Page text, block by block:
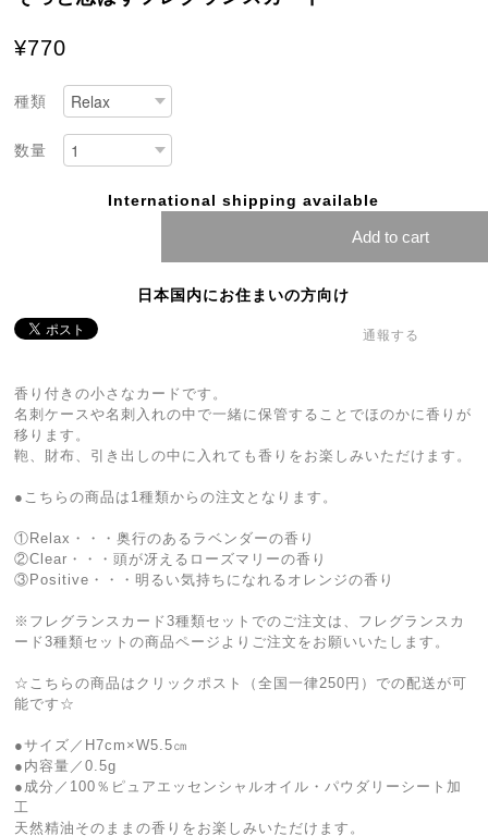
¥770
種類
数量
International shipping available
Add to cart
日本国内にお住まいの方向け
通報する
香り付きの小さなカードです。
名刺ケースや名刺入れの中で一緒に保管することでほのかに香りが
移ります。
鞄、財布、引き出しの中に入れても香りをお楽しみいただけます。
●こちらの商品は1種類からの注文となります。
①Relax・・・奥行のあるラベンダーの香り
②Clear・・・頭が冴えるローズマリーの香り
③Positive・・・明るい気持ちになれるオレンジの香り
※フレグランスカード3種類セットでのご注文は、フレグランスカ
ード3種類セットの商品ページよりご注文をお願いいたします。
☆こちらの商品はクリックポスト（全国一律250円）での配送が可
能です☆
●サイズ／H7cm×W5.5㎝
●内容量／0.5g
●成分／100％ピュアエッセンシャルオイル・パウダリーシート加
工
天然精油そのままの香りをお楽しみいただけます。